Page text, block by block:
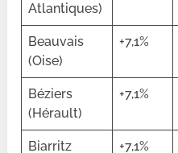
Atlantiques)
Beauvais
(Oise)
+7,1%
Béziers
(Hérault)
+7,1%
Biarritz
+7,1%